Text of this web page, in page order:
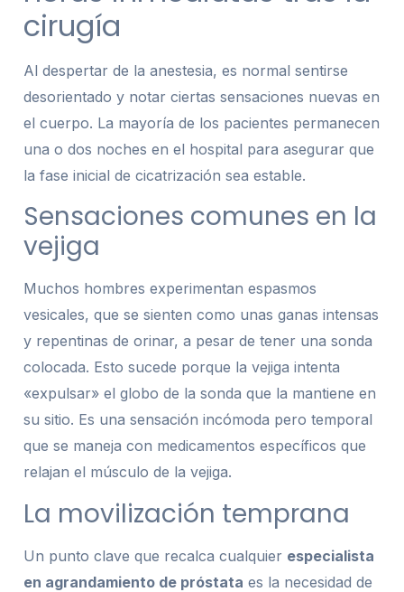
cirugía
Al despertar de la anestesia, es normal sentirse
desorientado y notar ciertas sensaciones nuevas en
el cuerpo. La mayoría de los pacientes permanecen
una o dos noches en el hospital para asegurar que
la fase inicial de cicatrización sea estable.
Sensaciones comunes en la
vejiga
Muchos hombres experimentan espasmos
vesicales, que se sienten como unas ganas intensas
y repentinas de orinar, a pesar de tener una sonda
colocada. Esto sucede porque la vejiga intenta
«expulsar» el globo de la sonda que la mantiene en
su sitio. Es una sensación incómoda pero temporal
que se maneja con medicamentos específicos que
relajan el músculo de la vejiga.
La movilización temprana
Un punto clave que recalca cualquier especialista
en agrandamiento de próstata es la necesidad de